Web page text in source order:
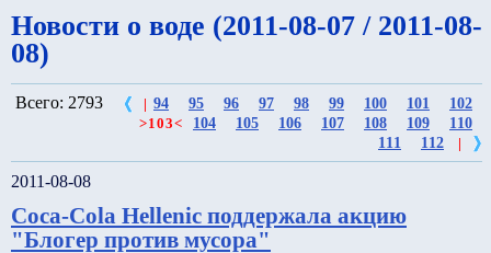
Новости о воде (2011-08-07 / 2011-08-
08)
Всего: 2793 94 95 96 97 98 99 100 101 102
>103< 104 105 106 107 108 109
110
111
112
2011-08-08
Coca-Cola Hellenic поддержала акцию
"Блогер против мусора"